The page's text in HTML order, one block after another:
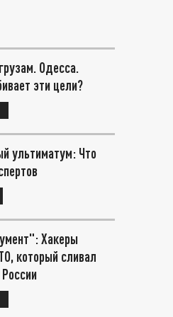
Одесса.
эти цели?
ультиматум: Что
Хакеры
который сливал